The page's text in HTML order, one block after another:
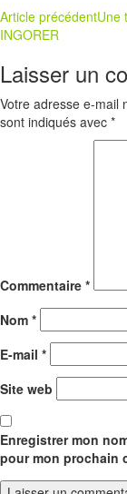
de
l’article
Article précédentUne
INGORER
Laisser un
Votre adresse e-mail
sont indiqués avec *
Commentaire *
Nom *
E-mail *
Site web
Enregistrer mon
pour mon prochain